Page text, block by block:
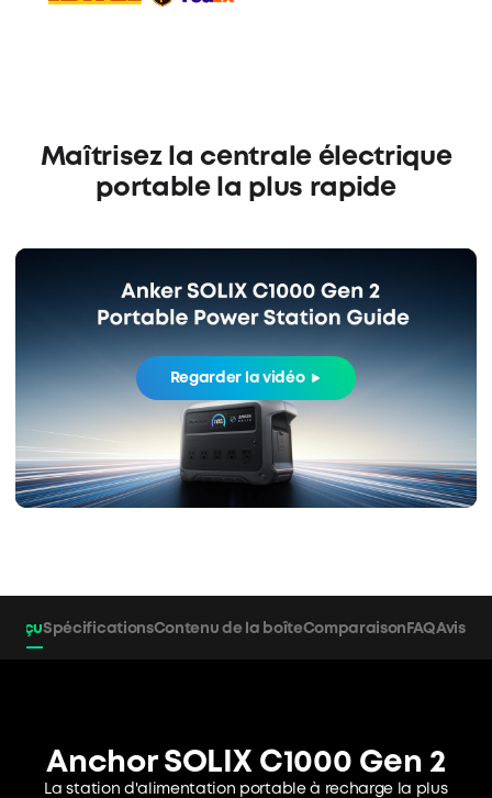
Maîtrisez la centrale électrique
portable la plus rapide
Regarder la vidéo
SpécificationsContenu de la boîteComparaison FAQAvis
Anchor SOLIX C1000 Gen 2
La station d'alimentation portable à recharge la plus